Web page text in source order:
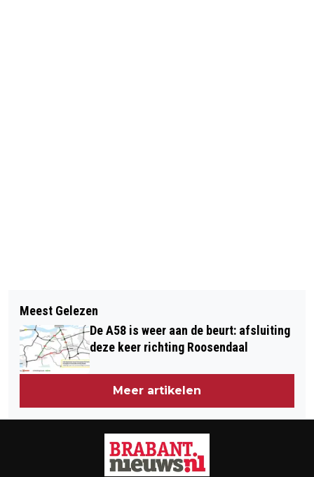
POLITIE HOUDT TELEFOONDIEF AAN IN
TILBURG, MEESTE TOESTELLEN
TERUG BIJ EIGENAREN
[FOTOSERIE] KRUIKENSTAD IN KOOR,
GESMEERDE KEELTJES ZINGEN
LUIDKEELS MEE
Meest Gelezen
De A58 is weer aan de beurt: afsluiting
deze keer richting Roosendaal
Meer artikelen